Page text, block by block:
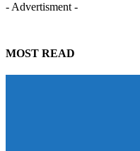
- Advertisment -
MOST READ
STECON ปลื้มนักลงทุนตอ